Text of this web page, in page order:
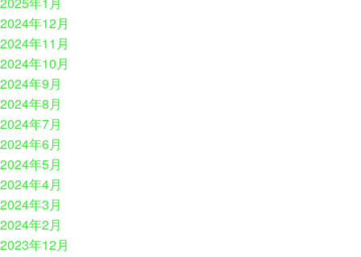
2024年12月
2024年11月
2024年10月
2024年9月
2024年8月
2024年7月
2024年6月
2024年5月
2024年4月
2024年3月
2024年2月
2023年12月